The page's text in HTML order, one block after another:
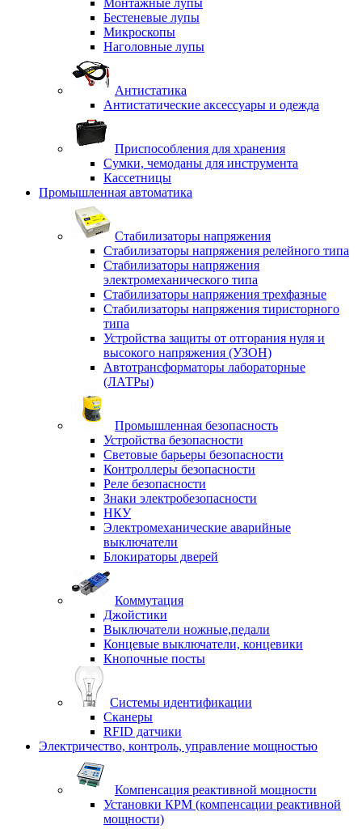
Монтажные лупы
Бестеневые лупы
Микроскопы
Наголовные лупы
Антистатика
Антистатические аксессуары и одежда
Приспособления для хранения
Сумки, чемоданы для инструмента
Кассетницы
Промышленная автоматика
Стабилизаторы напряжения
Стабилизаторы напряжения релейного типа
Стабилизаторы напряжения
электромеханического типа
Стабилизаторы напряжения трехфазные
Стабилизаторы напряжения тиристорного
типа
Устройства защиты от отгорания нуля и
высокого напряжения (УЗОН)
Автотрансформаторы лабораторные
(ЛАТРы)
Промышленная безопасность
Устройства безопасности
Световые барьеры безопасности
Контроллеры безопасности
Реле безопасности
Знаки электробезопасности
НКУ
Электромеханические аварийные
выключатели
Блокираторы дверей
Коммутация
Джойстики
Выключатели ножные,педали
Концевые выключатели, концевики
Кнопочные посты
Системы идентификации
Сканеры
RFID датчики
Электричество, контроль, управление мощностью
Компенсация реактивной мощности
Установки КРМ (компенсации реактивной
мощности)